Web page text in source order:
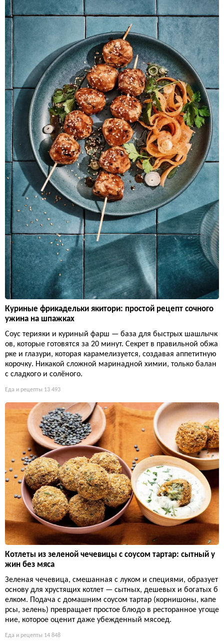
Куриные фрикадельки якитори: простой рецепт сочного
ужина на шпажках
Соус терияки и куриный фарш — база для быстрых шашлычк
ов, которые готовятся за 20 минут. Секрет в правильной обжа
рке и глазури, которая карамелизуется, создавая аппетитную
корочку. Никакой сложной маринадной химии, только балан
с сладкого и солёного.
Еда и рецепты 13 493
Котлеты из зеленой чечевицы с соусом тартар: сытный у
жин без мяса
Зеленая чечевица, смешанная с луком и специями, образует
основу для хрустящих котлет — сытных, дешевых и богатых б
елком. Подача с домашним соусом тартар (корнишоны, капе
рсы, зелень) превращает простое блюдо в ресторанное угоще
ние, которое оценит даже убежденный мясоед.
Еда и рецепты 14 848